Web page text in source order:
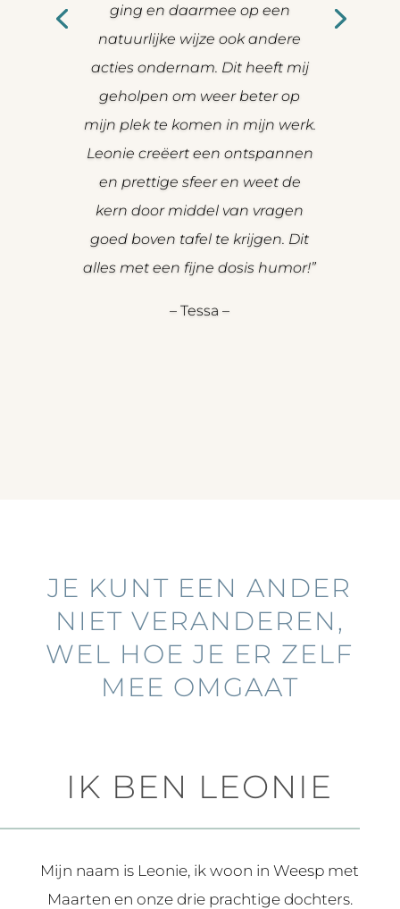
ging en daarmee op een
natuurlijke wijze ook andere
acties ondernam. Dit heeft mij
geholpen om weer beter op
mijn plek te komen in mijn werk.
Leonie creëert een ontspannen
en prettige sfeer en weet de
kern door middel van vragen
goed boven tafel te krijgen. Dit
alles met een fijne dosis humor!”
– Tessa –
JE KUNT EEN ANDER
NIET VERANDEREN,
WEL HOE JE ER ZELF
MEE OMGAAT
IK BEN LEONIE
Mijn naam is Leonie, ik woon in Weesp met
Maarten en onze drie prachtige dochters.